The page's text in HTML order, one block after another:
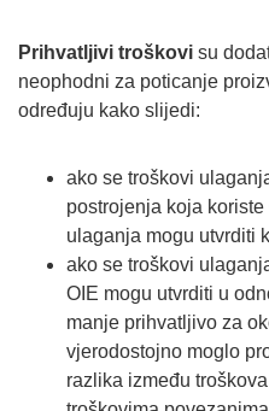
Prihvatljivi troškovi su
neophodni za poticanje
određuju kako slijedi:
ako se troškovi
postrojenja koja
ulaganja mogu utvrditi
ako se troškovi
OIE mogu utvrditi u
manje prihvatljivo za
vjerodostojno moglo
razlika između